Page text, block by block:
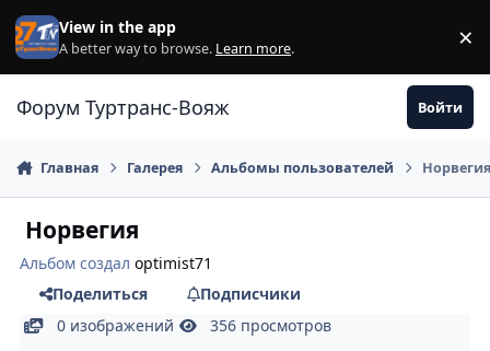
Перейти к содержанию
View in the app
A better way to browse. Learn more. ×
Форум Туртранс-Вояж Войти
Главная Галерея Альбомы пользователей
Норвегия
Альбом создалoptimist71
Поделиться
Подписчики
0 изображений
356 просмотров